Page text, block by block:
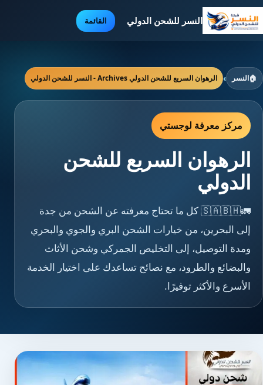
النسر للشحن الدولي القائمة
🏠النسر › الرهوان السريع للشحن الدولي Archives - النسر للشحن الدولي
مركز معرفة لوجستي
الرهوان السريع للشحن
الدولي
🚛🇸🇦🇧🇭 كل ما تحتاج معرفته عن الشحن من جدة
إلى البحرين، من خيارات الشحن البري والجوي والبحري
ومدة التوصيل، إلى التخليص الجمركي وشحن الأثاث
والبضائع والطرود، مع نصائح تساعدك على اختيار الخدمة
الأسرع والأكثر توفيرًا.